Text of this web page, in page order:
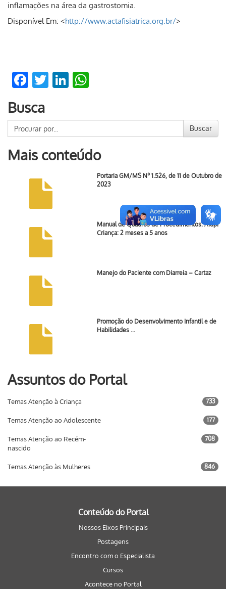
inflamações na área da gastrostomia.
Disponível Em: <http://www.actafisiatrica.org.br/>
Facebook
TwitterLinkedIn
Busca
Buscar
Mais conteúdo
Portaria GM/MS Nº 1.526, de 11 de Outubro de
2023
Manual de Quadros de Procedimentos: Aidpi
Criança: 2 meses a 5 anos
Manejo do Paciente com Diarreia – Cartaz
Promoção do Desenvolvimento Infantil e de
Habilidades …
Assuntos do Portal
Temas Atenção à Criança 733
Temas Atenção ao Adolescente 177
Temas Atenção ao Recém-
nascido
708
Temas Atenção às Mulheres 846
Conteúdo do Portal
Nossos Eixos Principais
Postagens
Encontro com o Especialista
Cursos
Acontece no Portal